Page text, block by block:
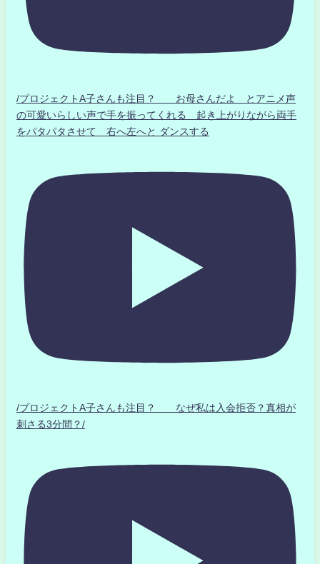
/プロジェクトA子さんも注目？ お母さんだよ とアニメ声
の可愛いらしい声で手を振ってくれる 起き上がりながら両手
をパタパタさせて 右へ左へと ダンスする
/プロジェクトA子さんも注目？ なぜ私は入会拒否？真相が
刺さる3分間？/